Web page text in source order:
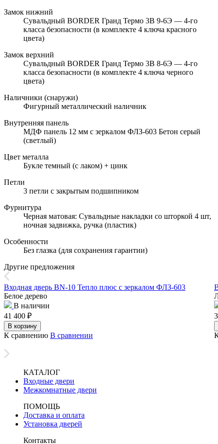
Замок нижний
Сувальдный BORDER Гранд Термо 3В 9-6Э — 4-го
класса безопасности (в комплекте 4 ключа красного
цвета)
Замок верхний
Сувальдный BORDER Гранд Термо 3В 8-6Э — 4-го
класса безопасности (в комплекте 4 ключа черного
цвета)
Наличники (снаружи)
Фигурный металлический наличник
Внутренняя панель
МДФ панель 12 мм с зеркалом ФЛЗ-603 Бетон серый
(светлый)
Цвет металла
Букле темный (с лаком) + цинк
Петли
3 петли с закрытым подшипником
Фурнитура
Черная матовая: Сувальдные накладки со шторкой 4 шт,
ночная задвижка, ручка (пластик)
Особенности
Без глазка (для сохранения гарантии)
Другие предложения
Входная дверь BN-10 Тепло плюс с зеркалом ФЛЗ-603
Белое дерево
В наличии
41 400 ₽
В корзину
К сравнению В сравнении
КАТАЛОГ
Входные двери
Межкомнатные двери
ПОМОЩЬ
Доставка и оплата
Установка дверей
Контакты